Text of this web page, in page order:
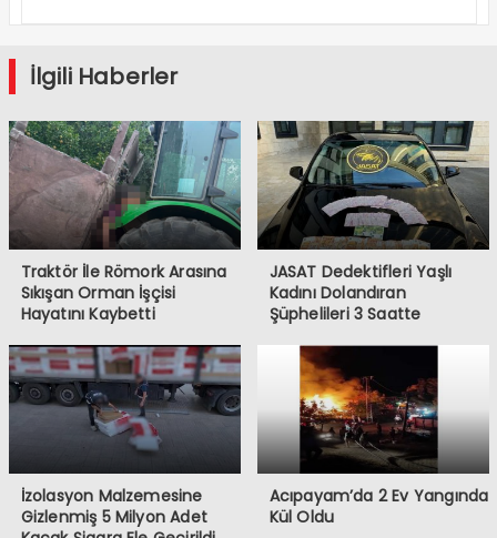
Geliyor
İlgili Haberler
Traktör İle Römork Arasına
Sıkışan Orman İşçisi
Hayatını Kaybetti
JASAT Dedektifleri Yaşlı
Kadını Dolandıran
Şüphelileri 3 Saatte
İzolasyon Malzemesine
Gizlenmiş 5 Milyon Adet
Acıpayam’da 2 Ev Yangında
Kül Oldu